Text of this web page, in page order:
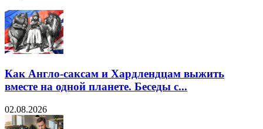
Как Англо-саксам и Хардлендцам выжить
вместе на одной планете. Беседы с...
02.08.2026